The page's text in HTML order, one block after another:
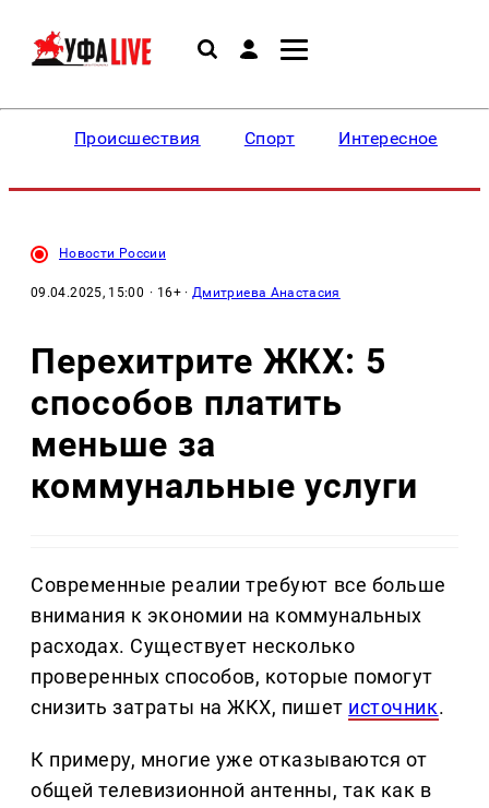
Происшествия Спорт Интересное
Новости России
09.04.2025, 15:00 · 16+ ·Дмитриева Анастасия
Перехитрите ЖКХ: 5
способов платить
меньше за
коммунальные услуги
Современные реалии требуют все больше
внимания к экономии на коммунальных
расходах. Существует несколько
проверенных способов, которые помогут
снизить затраты на ЖКХ, пишет источник.
К примеру, многие уже отказываются от
общей телевизионной антенны, так как в